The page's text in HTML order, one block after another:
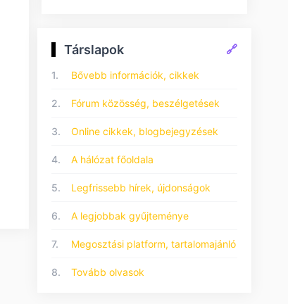
Társlapok 🔗
1. Bővebb információk, cikkek
2. Fórum közösség, beszélgetések
3. Online cikkek, blogbejegyzések
4. A hálózat főoldala
5. Legfrissebb hírek, újdonságok
6. A legjobbak gyűjteménye
7. Megosztási platform, tartalomajánló
8. Tovább olvasok